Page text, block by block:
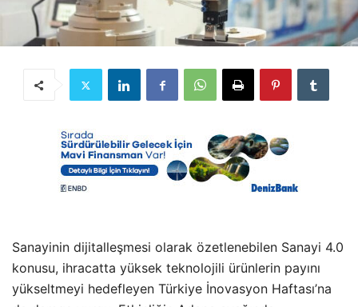
Sanayinin dijitalleşmesi olarak özetlenebilen Sanayi 4.0
konusu, ihracatta yüksek teknolojili ürünlerin payını
yükseltmeyi hedefleyen Türkiye İnovasyon Haftası’na